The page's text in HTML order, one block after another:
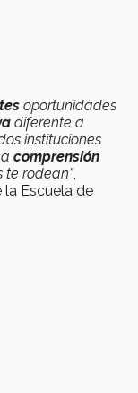
oportunidades
diferente a
instituciones
comprensión
te rodean”,
Escuela de